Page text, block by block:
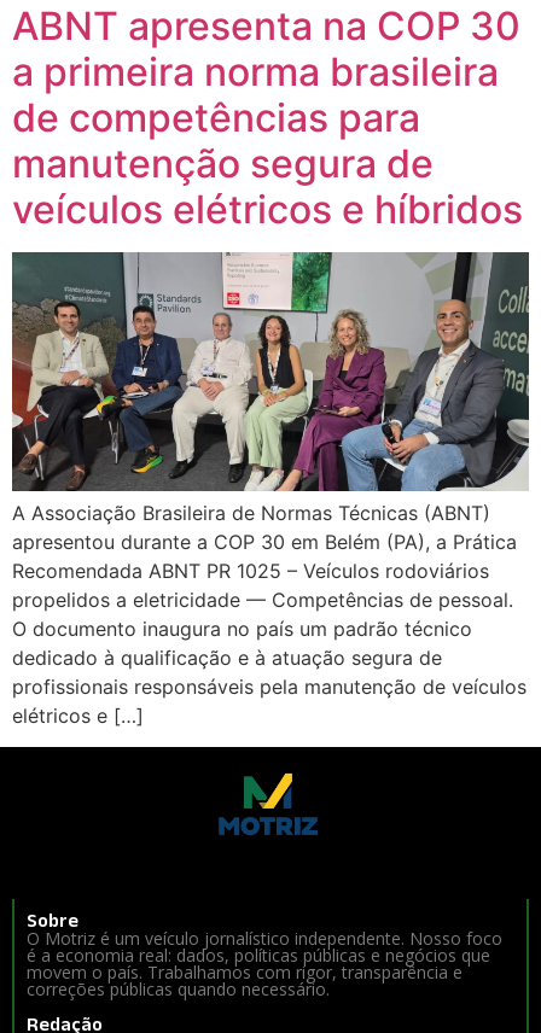
ABNT apresenta na COP 30
a primeira norma brasileira
de competências para
manutenção segura de
veículos elétricos e híbridos
A Associação Brasileira de Normas Técnicas (ABNT)
apresentou durante a COP 30 em Belém (PA), a Prática
Recomendada ABNT PR 1025 – Veículos rodoviários
propelidos a eletricidade — Competências de pessoal.
O documento inaugura no país um padrão técnico
dedicado à qualificação e à atuação segura de
profissionais responsáveis pela manutenção de veículos
elétricos e […]
Sobre
O Motriz é um veículo jornalístico independente. Nosso foco
é a economia real: dados, políticas públicas e negócios que
movem o país. Trabalhamos com rigor, transparência e
correções públicas quando necessário.
Redação